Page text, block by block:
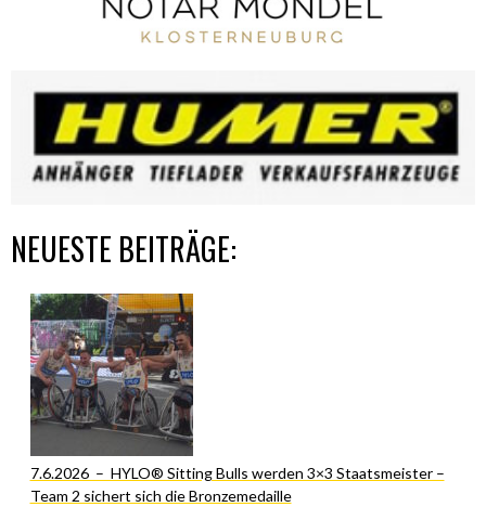
NEUESTE BEITRÄGE:
7.6.2026 – HYLO® Sitting Bulls werden 3×3 Staatsmeister –
Team 2 sichert sich die Bronzemedaille